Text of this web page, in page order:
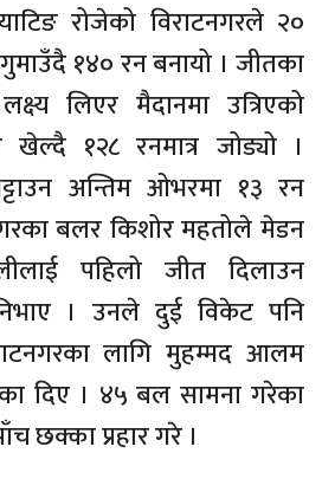
रोजेको विराटनगरले २०
१४० रन बनायो । जीतका
लिएर मैदानमा उत्रिएको
१२८ रनमात्र जोड्यो ।
अन्तिम ओभरमा १३ रन
बलर किशोर महतोले मेडन
पहिलो जीत दिलाउन
। उनले दुई विकेट पनि
लागि मुहम्मद आलम
दिए । ४५ बल सामना गरेका
छक्का प्रहार गरे ।